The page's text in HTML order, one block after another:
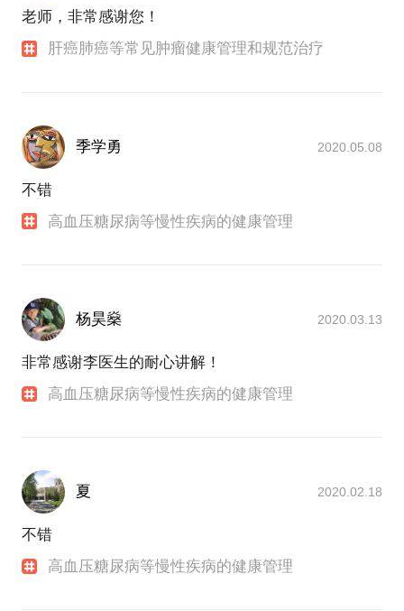
老师，非常感谢您！
肝癌肺癌等常见肿瘤健康管理和规范治疗
季学勇 2020.05.08
不错
高血压糖尿病等慢性疾病的健康管理
杨昊燊 2020.03.13
非常感谢李医生的耐心讲解！
高血压糖尿病等慢性疾病的健康管理
夏 2020.02.18
不错
高血压糖尿病等慢性疾病的健康管理